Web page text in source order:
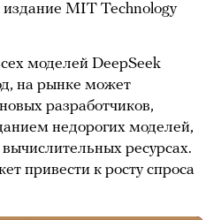
издание MIT Technology
моделей DeepSeek
на рынке может
разработчиков,
недорогих моделей,
ресурсах.
привести к росту спроса